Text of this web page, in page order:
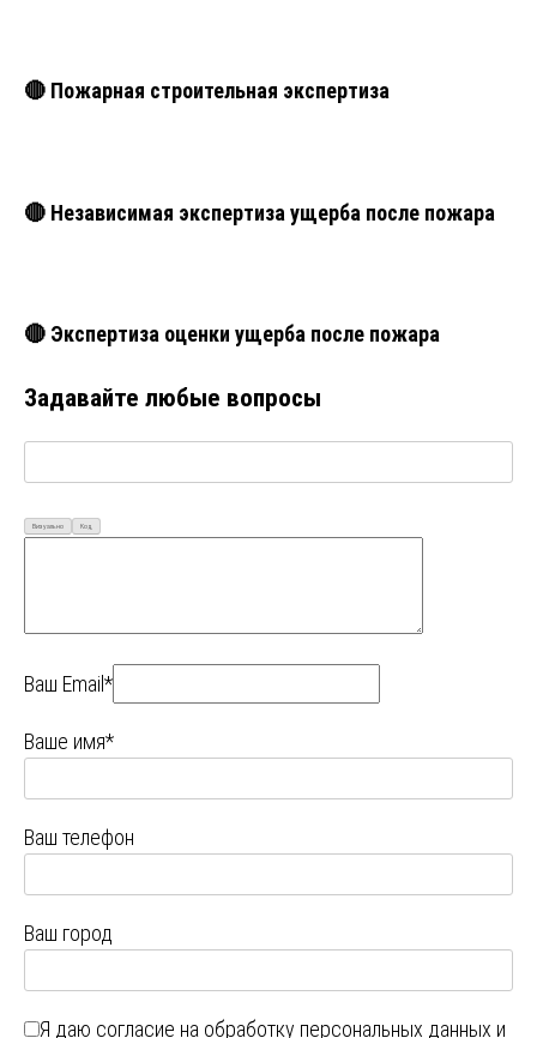
🔴 Пожарная строительная экспертиза
🔴 Независимая экспертиза ущерба после пожара
🔴 Экспертиза оценки ущерба после пожара
Задавайте любые вопросы
Визуально Код
Ваш Email*
Ваше имя*
Ваш телефон
Ваш город
Я даю согласие на обработку персональных данных и